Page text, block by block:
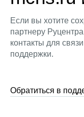
Если вы хотите
партнеру
контакты для
поддержки.
Обратиться в